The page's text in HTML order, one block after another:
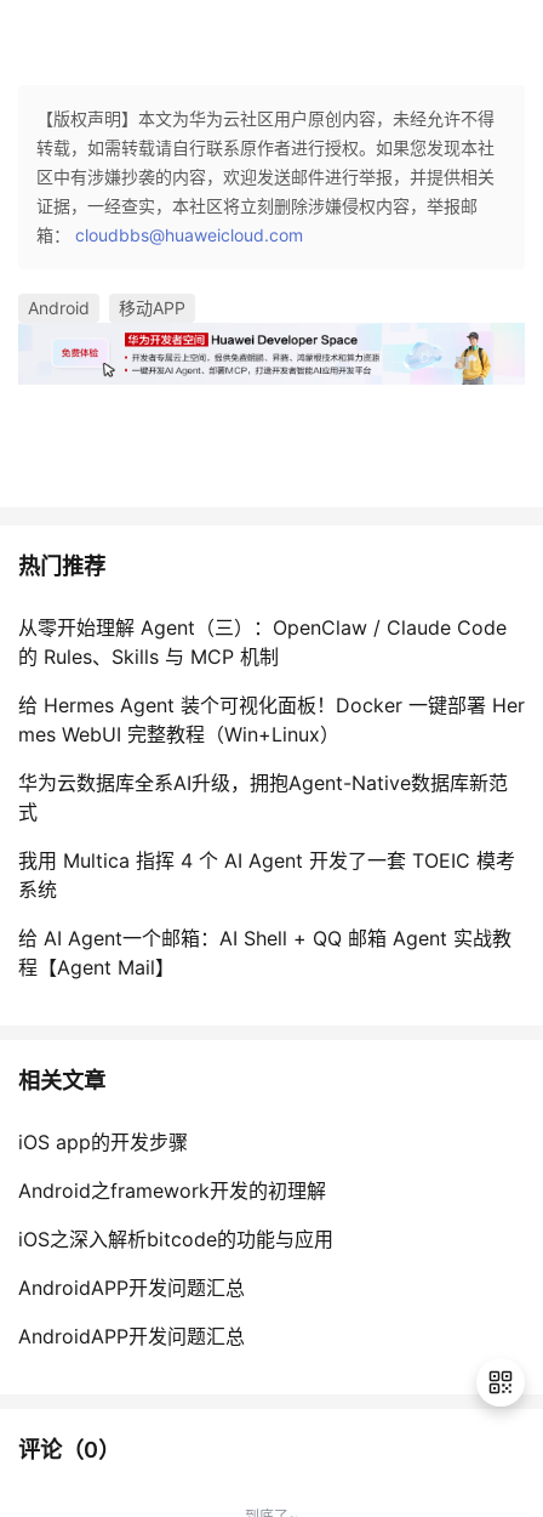
【版权声明】本文为华为云社区用户原创内容，未经允许不得
转载，如需转载请自行联系原作者进行授权。如果您发现本社
区中有涉嫌抄袭的内容，欢迎发送邮件进行举报，并提供相关
证据，一经查实，本社区将立刻删除涉嫌侵权内容，举报邮
箱： cloudbbs@huaweicloud.com
Android 移动APP
热门推荐
从零开始理解 Agent（三）：OpenClaw / Claude Code
的 Rules、Skills 与 MCP 机制
给 Hermes Agent 装个可视化面板！Docker 一键部署 Her
mes WebUI 完整教程（Win+Linux）
华为云数据库全系AI升级，拥抱Agent-Native数据库新范
式
我用 Multica 指挥 4 个 AI Agent 开发了一套 TOEIC 模考
系统
给 AI Agent一个邮箱：AI Shell + QQ 邮箱 Agent 实战教
程【Agent Mail】
相关文章
iOS app的开发步骤
Android之framework开发的初理解
iOS之深入解析bitcode的功能与应用
AndroidAPP开发问题汇总
AndroidAPP开发问题汇总
评论（0）